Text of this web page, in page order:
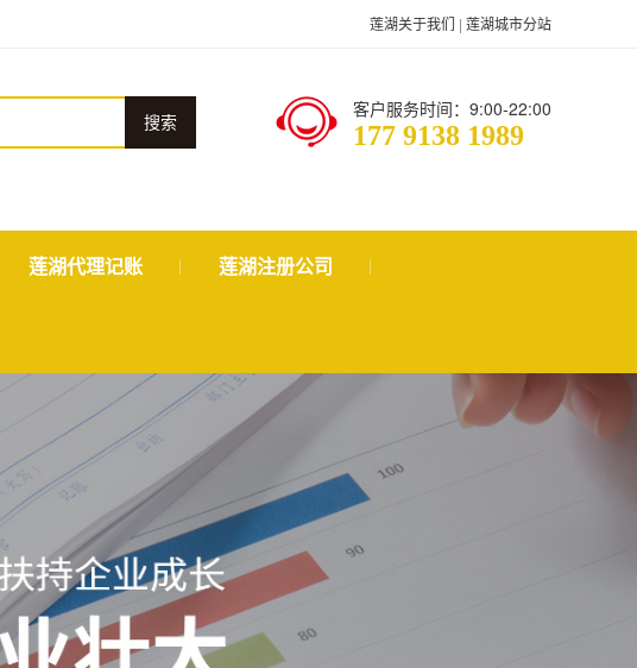
莲湖关于我们 | 莲湖城市分站
搜索
客户服务时间：9:00-22:00
177 9138 1989
莲湖代理记账 莲湖注册公司